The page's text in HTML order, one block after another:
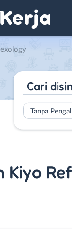
Tanpa
Kiyo